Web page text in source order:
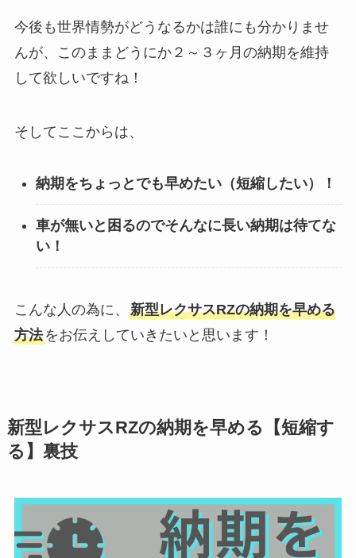
今後も世界情勢がどうなるかは誰にも分かりませ
んが、このままどうにか２～３ヶ月の納期を維持
して欲しいですね！
そしてここからは、
納期をちょっとでも早めたい（短縮したい）！
車が無いと困るのでそんなに長い納期は待てな
い！
こんな人の為に、 新型レクサスRZの納期を早める
方法をお伝えしていきたいと思います！
新型レクサスRZの納期を早める【短縮す
る】裏技